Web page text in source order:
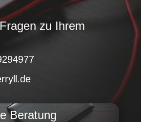
zu Ihrem
Beratung